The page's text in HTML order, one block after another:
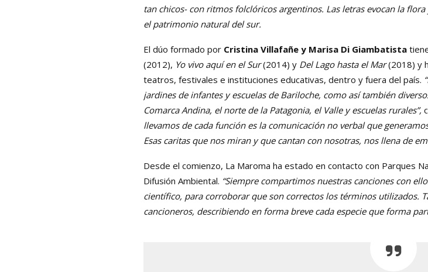
tan chicos- con ritmos folclóricos argentinos. Las letras evocan la
el patrimonio natural del sur.
El dúo formado por Cristina Villafañe y Marisa Di Giambatista
(2012), Yo vivo aquí en el Sur(2014) y Del Lago hasta el Mar(2018) y
teatros, festivales e instituciones educativas, dentro y fuera del país.
jardines de infantes y escuelas de Bariloche, como así también
Comarca Andina, el norte de la Patagonia, el Valle y escuelas rurales”,
llevamos de cada función es la comunicación no verbal que
Esas caritas que nos miran y que cantan con nosotras, nos llena de
Desde el comienzo, La Maroma ha estado en contacto con Parques
Difusión Ambiental. “Siempre compartimos nuestras canciones con
científico, para corroborar que son correctos los términos utilizados.
cancioneros, describiendo en forma breve cada especie que forma